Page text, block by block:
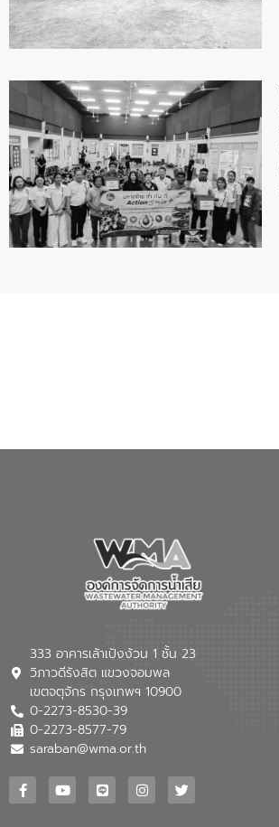
333 อาคารเล้าเป้งง้วน 1 ชั้น 23
วิภาวดีรังสิต แขวงจอมพล
เขตจตุจักร กรุงเทพฯ 10900
0-2273-8530-39
0-2273-8577-79
saraban@wma.or.th